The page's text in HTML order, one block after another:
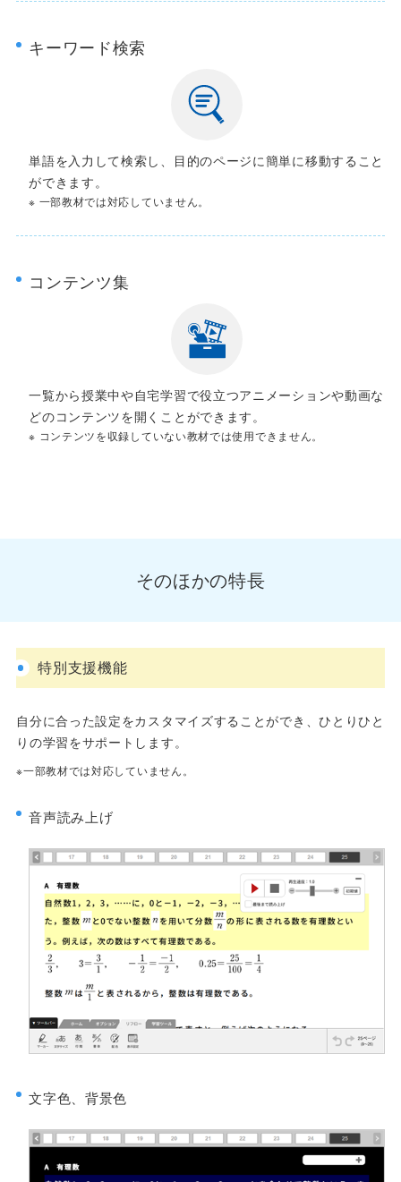
キーワード検索
単語を入力して検索し、目的のページに簡単に移動すること
ができます。
※ 一部教材では対応していません。
コンテンツ集
一覧から授業中や自宅学習で役立つアニメーションや動画な
どのコンテンツを開くことができます。
※ コンテンツを収録していない教材では使用できません。
そのほかの特長
特別支援機能
自分に合った設定をカスタマイズすることができ、ひとりひと
りの学習をサポートします。
※一部教材では対応していません。
音声読み上げ
文字色、背景色